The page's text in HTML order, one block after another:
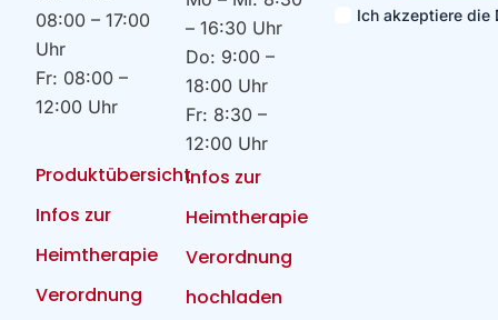
08:00 – 17:00
Uhr
Fr: 08:00 –
12:00 Uhr
Produktübersicht
Infos zur
Heimtherapie
Verordnung
– 16:30 Uhr
Do: 9:00 –
18:00 Uhr
Fr: 8:30 –
12:00 Uhr
Infos zur
Heimtherapie
Verordnung
hochladen
Ich akzeptiere die